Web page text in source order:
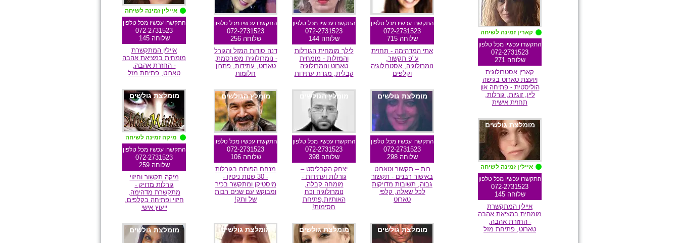
התקשרו עכשיו מכל טלפון
072-2731523
שלוחה 715
אתי המדהימה - תחזית
ע"פ תקשור,
נומרולוגיה, אסטרולוגיה
וקלפים
התקשרו עכשיו מכל טלפון
072-2731523
שלוחה 144
לילך מומחית הגורלות
והמזלות - מומחית
טארוט ונומרולוגיה
קבלית, מגדת עתידות
התקשרו עכשיו מכל טלפון
072-2731523
שלוחה 256
דנה סודות המזל והגורל
- נומרולוגית מפורסמת,
טארוט, עתידות, פתרון
חלומות
מומלצת גולשים
התקשרו עכשיו מכל טלפון
072-2731523
שלוחה 298
רות – תקשור וטארוט
באישור רבנים - תקשור
גבוה, תשובות מדויקות
לכל שאלה, קלפי
טארוט
מומלץ הגולשים
התקשרו עכשיו מכל טלפון
072-2731523
שלוחה 398
יצחק הקבליסט –
גורלות ועתידות -
מומחה קבלה,
נומרולוגיה וכח
האותיות,פתיחת
חסימות!
מומלץ הגולשים
התקשרו עכשיו מכל טלפון
072-2731523
שלוחה 106
מנחם הפותח בגורלות
- 30 שנות ניסיון -
מיסטיקן ומתקשר בכיר
ומבוקש עם שנים רבות
של ותק!
מומלצת גולשים מומלצת גולשים מומלצת גולשים
איילין זמינה לשיחה
התקשרו עכשיו מכל טלפון
072-2731523
שלוחה 145
איילין המתקשרת
מומחית במציאת אהבה
- החזרת אהבה,
טארוט, פתיחת מזל
מומלצת גולשים
מיקה זמינה לשיחה
התקשרו עכשיו מכל טלפון
072-2731523
שלוחה 259
מיקה תקשור וחיזוי
גורלות מדויק -
מתקשרת מדהימה,
חיזוי ופתיחה בקלפים,
ייעוץ אישי
מומלצת גולשים
קארין זמינה לשיחה
התקשרו עכשיו מכל טלפון
072-2731523
שלוחה 271
קארין אסטרולוגית
ויועצת טארוט בגישה
הוליסטית - פתיחה און
ליין, זוגיות, גורלות,
תחזית אישית
מומלצת גולשים
איילין זמינה לשיחה
התקשרו עכשיו מכל טלפון
072-2731523
שלוחה 145
איילין המתקשרת
מומחית במציאת אהבה
- החזרת אהבה,
טארוט, פתיחת מזל